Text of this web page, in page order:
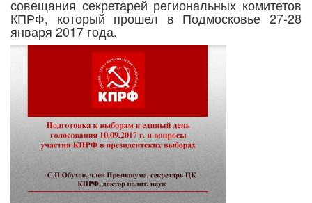
совещания секретарей региональных комитетов
КПРФ, который прошел в Подмосковье 27-28
января 2017 года.